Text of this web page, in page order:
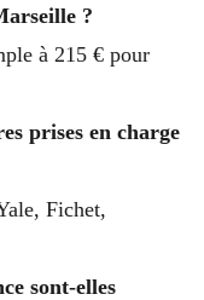
?
à 215 € pour
prises en charge
Fichet,
sont-elles